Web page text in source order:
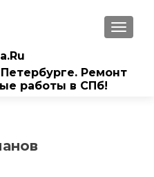
Ремонт
работы в СПб!